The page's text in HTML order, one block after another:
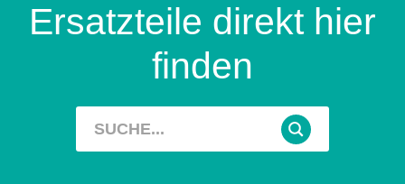
Ersatzteile direkt hier
finden